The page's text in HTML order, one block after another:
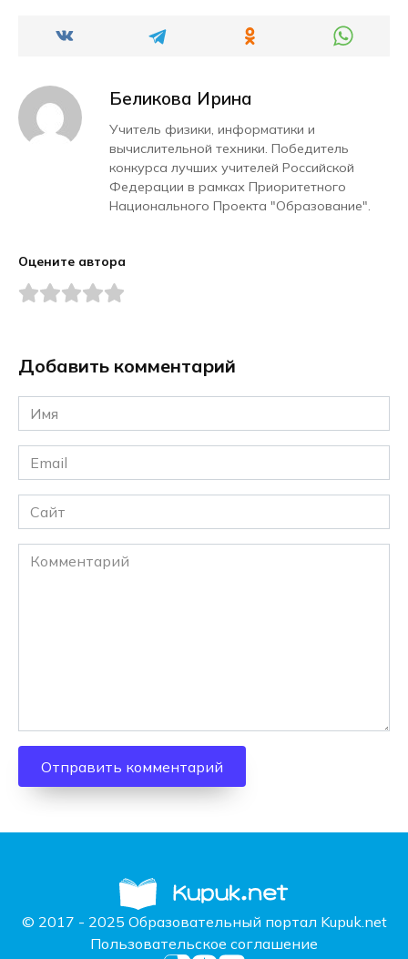
Беликова Ирина
Учитель физики, информатики и
вычислительной техники. Победитель
конкурса лучших учителей Российской
Федерации в рамках Приоритетного
Национального Проекта "Образование".
Оцените автора
Добавить комментарий
Имя
*
Email
*
Сайт
Комментарий
© 2017 - 2025 Образовательный портал Kupuk.net
Пользовательское соглашение